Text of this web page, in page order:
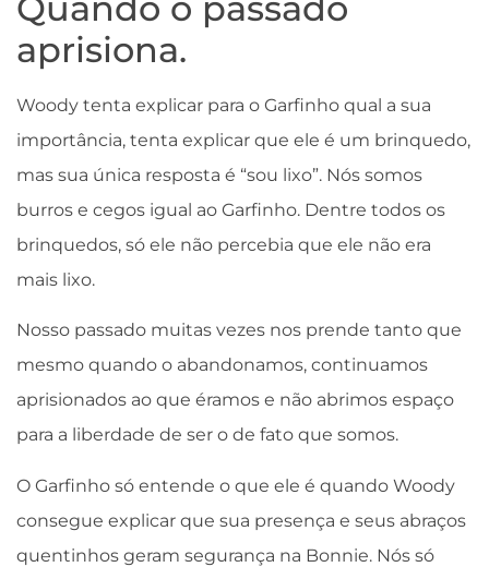
aprisiona.
Woody tenta explicar para o Garfinho qual a sua
importância, tenta explicar que ele é um brinquedo,
mas sua única resposta é “sou lixo”. Nós somos
burros e cegos igual ao Garfinho. Dentre todos os
brinquedos, só ele não percebia que ele não era
mais lixo.
Nosso passado muitas vezes nos prende tanto que
mesmo quando o abandonamos, continuamos
aprisionados ao que éramos e não abrimos espaço
para a liberdade de ser o de fato que somos.
O Garfinho só entende o que ele é quando Woody
consegue explicar que sua presença e seus abraços
quentinhos geram segurança na Bonnie. Nós só